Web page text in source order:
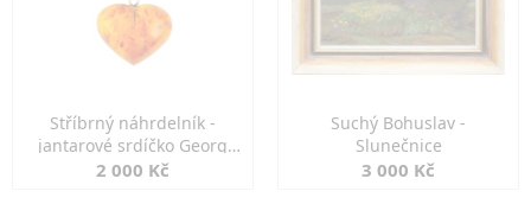
Stříbrný náhrdelník -
jantarové srdíčko Georg
Kramer
2 000 Kč
Suchý Bohuslav -
Slunečnice
3 000 Kč